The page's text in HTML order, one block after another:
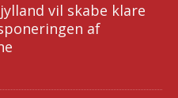
vil skabe klare
af